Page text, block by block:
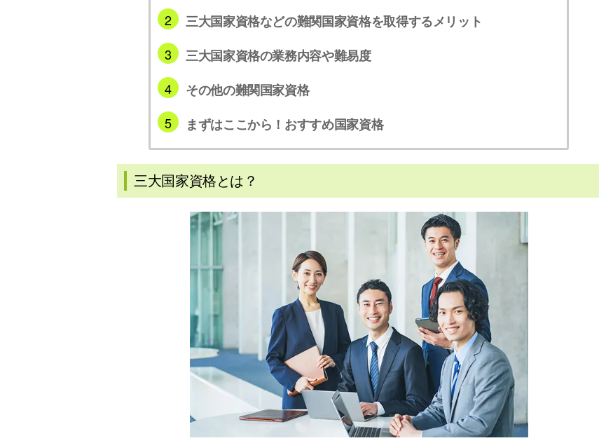
三大国家資格などの難関国家資格を取得するメリット
三大国家資格の業務内容や難易度
その他の難関国家資格
まずはここから！おすすめ国家資格
三大国家資格とは？